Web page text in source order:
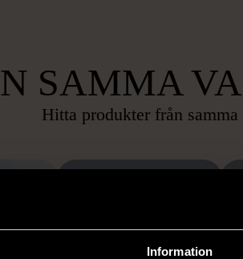
Information
SAMMA
Hitta produkter från samma